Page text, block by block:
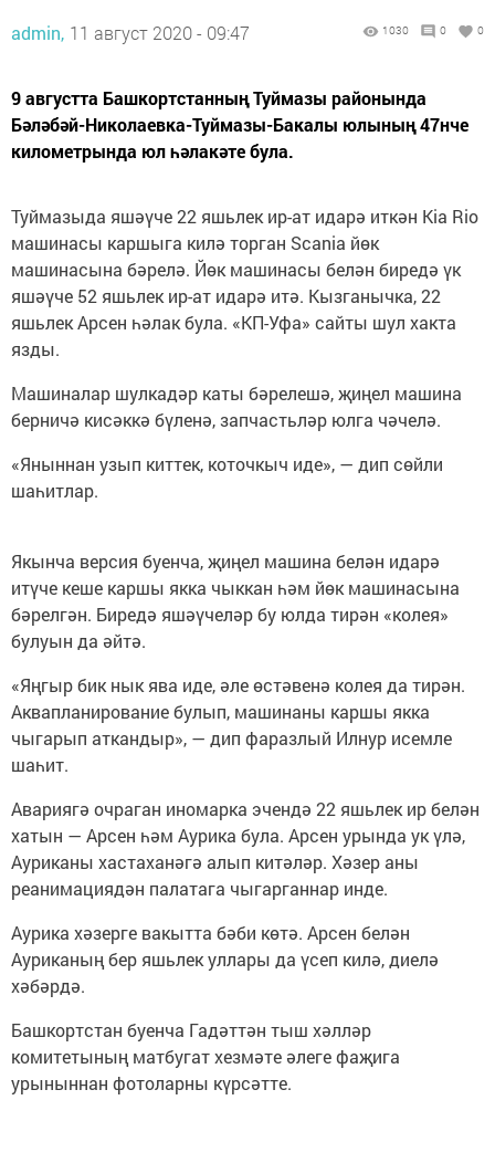
admin, 11 август 2020 - 09:47 1030 0 0
9 августта Башкортстанның Туймазы районында
Бәләбәй-Николаевка-Туймазы-Бакалы юлының 47нче
километрында юл һәлакәте була.
Туймазыда яшәүче 22 яшьлек ир-ат идарә иткән Kia Riо
машинасы каршыга килә торган Scania йөк
машинасына бәрелә. Йөк машинасы белән биредә үк
яшәүче 52 яшьлек ир-ат идарә итә. Кызганычка, 22
яшьлек Арсен һәлак була. «КП-Уфа» сайты шул хакта
язды.
Машиналар шулкадәр каты бәрелешә, җиңел машина
берничә кисәккә бүленә, запчастьләр юлга чәчелә.
«Яныннан узып киттек, коточкыч иде», — дип сөйли
шаһитлар.
Якынча версия буенча, җиңел машина белән идарә
итүче кеше каршы якка чыккан һәм йөк машинасына
бәрелгән. Биредә яшәүчеләр бу юлда тирән «колея»
булуын да әйтә.
«Яңгыр бик нык ява иде, әле өстәвенә колея да тирән.
Аквапланирование булып, машинаны каршы якка
чыгарып аткандыр», — дип фаразлый Илнур исемле
шаһит.
Авариягә очраган иномарка эчендә 22 яшьлек ир белән
хатын — Арсен һәм Аурика була. Арсен урында ук үлә,
Ауриканы хастаханәгә алып китәләр. Хәзер аны
реанимациядән палатага чыгарганнар инде.
Аурика хәзерге вакытта бәби көтә. Арсен белән
Ауриканың бер яшьлек уллары да үсеп килә, диелә
хәбәрдә.
Башкортстан буенча Гадәттән тыш хәлләр
комитетының матбугат хезмәте әлеге фаҗига
урыныннан фотоларны күрсәтте.